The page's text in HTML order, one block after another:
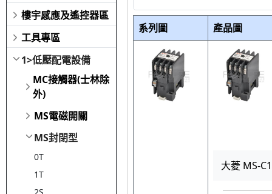
樓宇感應及遙控器區
工具專區
1>低壓配電設備
MC接觸器(士林除
外)
MS電磁開關
MS封閉型
0T
1T
系列圖 產品圖
大菱 MS-